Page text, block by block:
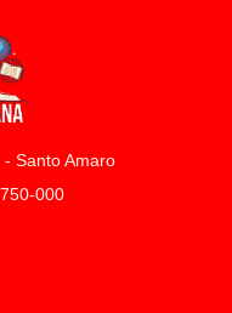
Santo Amaro
000